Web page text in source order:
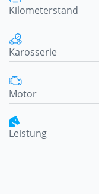
Kilometerstand
Karosserie
Motor
Leistung